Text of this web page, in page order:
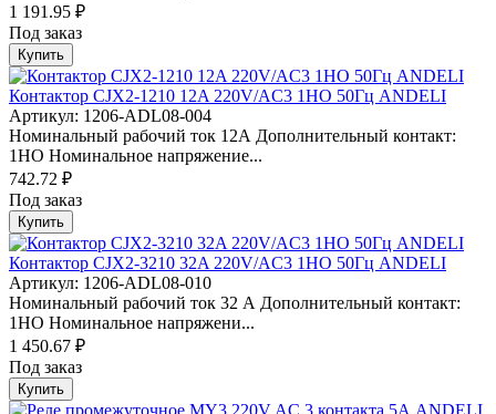
1 191.95 ₽
Под заказ
Купить
Контактор CJX2-1210 12A 220V/AC3 1НО 50Гц ANDELI
Артикул: 1206-ADL08-004
Номинальный рабочий ток 12А Дополнительный контакт:
1НО Номинальное напряжение...
742.72 ₽
Под заказ
Купить
Контактор CJX2-3210 32A 220V/AC3 1НО 50Гц ANDELI
Артикул: 1206-ADL08-010
Номинальный рабочий ток 32 А Дополнительный контакт:
1НО Номинальное напряжени...
1 450.67 ₽
Под заказ
Купить